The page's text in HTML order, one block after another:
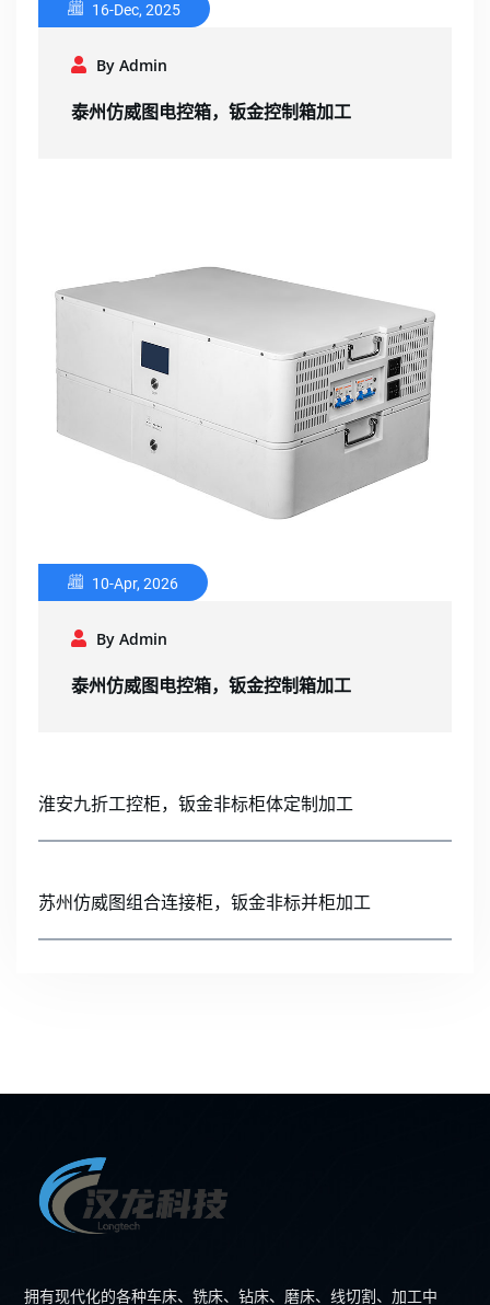
16-Dec, 2025
By Admin
泰州仿威图电控箱，钣金控制箱加工
10-Apr, 2026
By Admin
泰州仿威图电控箱，钣金控制箱加工
淮安九折工控柜，钣金非标柜体定制加工
苏州仿威图组合连接柜，钣金非标并柜加工
拥有现代化的各种车床、铣床、钻床、磨床、线切割、加工中